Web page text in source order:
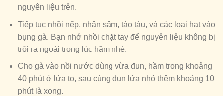
nguyên liệu trên.
Tiếp tục nhồi nếp, nhân sâm, táo tàu, và các loại hạt vào
bụng gà. Bạn nhớ nhồi chặt tay để nguyên liệu không bị
trôi ra ngoài trong lúc hầm nhé.
Cho gà vào nồi nước dùng vừa đun, hầm trong khoảng
40 phút ở lửa to, sau cùng đun lửa nhỏ thêm khoảng 10
phút là xong.